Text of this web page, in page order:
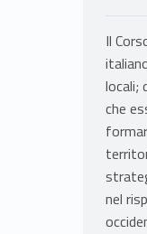
Il
locali;
che
nel